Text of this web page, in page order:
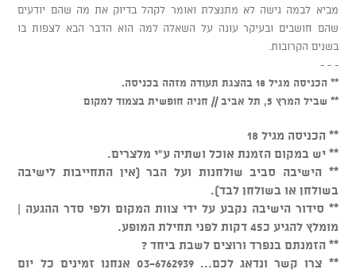
מביא לבמה גישה לא מתנצלת ואומר לקהל בדיוק את מה שהם יודעים
שהם חושבים ובעיקר עונה על השאלה למה הוא הדבר הבא לצפות בו
בשנים הקרובות.
- - -
** הכניסה מגיל 18 בהצגת תעודה מזהה בכניסה.
** שביל המרץ 5, תל אביב // חניה חופשית בצמוד למקום
** הכניסה מגיל 18
** יש במקום הזמנת אוכל ושתיה ע"י מלצרים.
** הישיבה סביב שולחנות ועל הבר (אין התחייבות לישיבה
בשולחן או בשולחן לבד).
** סידור הישיבה נקבע על ידי צוות המקום ולפי סדר ההגעה |
מומלץ להגיע כ45 דקות לפני תחילת המופע.
** הזמנתם בנפרד ורוצים לשבת ביחד ?
** צרו קשר ונדאג לכם... 03-6762939 אנחנו זמינים כל יום